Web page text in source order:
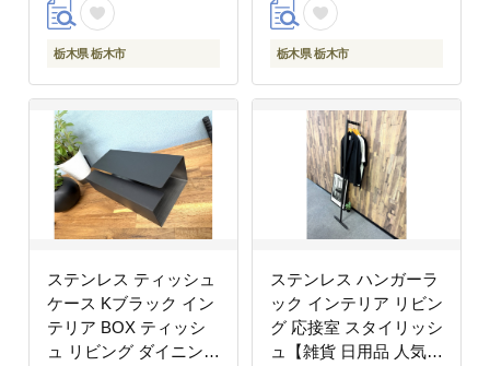
栃木県 栃木市 栃木県 栃木市
ステンレス ティッシュ
ケース Kブラック イン
テリア BOX ティッシ
ュ リビング ダイニング
ステンレス ハンガーラ
ック インテリア リビン
グ 応接室 スタイリッシ
ュ【雑貨 日用品 人気